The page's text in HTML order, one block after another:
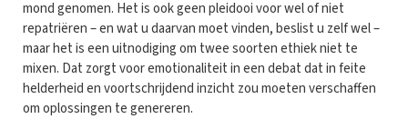
mond genomen. Het is ook geen pleidooi voor wel of niet
repatriëren – en wat u daarvan moet vinden, beslist u zelf wel –
maar het is een uitnodiging om twee soorten ethiek niet te
mixen. Dat zorgt voor emotionaliteit in een debat dat in feite
helderheid en voortschrijdend inzicht zou moeten verschaffen
om oplossingen te genereren.